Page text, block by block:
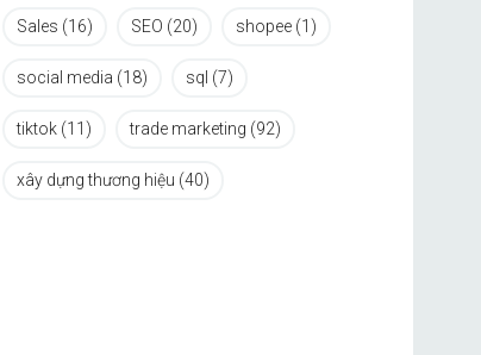
Sales (16) SEO (20) shopee (1)
social media (18) sql (7)
tiktok (11) trade marketing (92)
xây dựng thương hiệu (40)